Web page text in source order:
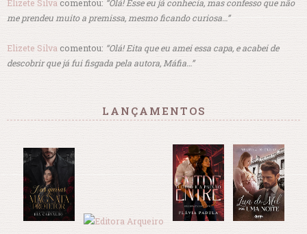
Elizete Silva comentou: “Olá! Esse eu já conhecia, mas confesso que não
me prendeu muito a premissa, mesmo ficando curiosa…”
Elizete Silva comentou: “Olá! Eita que eu amei essa capa, e acabei de
descobrir que já fui fisgada pela autora, Máfia…”
LANÇAMENTOS